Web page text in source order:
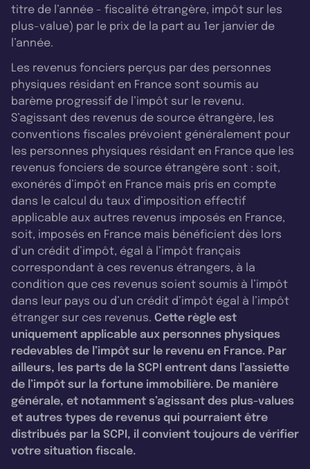
titre de l’année - fiscalité étrangère, impôt sur les
plus-value) par le prix de la part au 1er janvier de
l’année.
Les revenus fonciers perçus par des personnes
physiques résidant en France sont soumis au
barème progressif de l’impôt sur le revenu.
S’agissant des revenus de source étrangère, les
conventions fiscales prévoient généralement pour
les personnes physiques résidant en France que les
revenus fonciers de source étrangère sont : soit,
exonérés d’impôt en France mais pris en compte
dans le calcul du taux d’imposition effectif
applicable aux autres revenus imposés en France,
soit, imposés en France mais bénéficient dès lors
d’un crédit d’impôt, égal à l’impôt français
correspondant à ces revenus étrangers, à la
condition que ces revenus soient soumis à l’impôt
dans leur pays ou d’un crédit d’impôt égal à l’impôt
étranger sur ces revenus. Cette règle est
uniquement applicable aux personnes physiques
redevables de l’impôt sur le revenu en France. Par
ailleurs, les parts de la SCPI entrent dans l’assiette
de l’impôt sur la fortune immobilière. De manière
générale, et notamment s’agissant des plus-values
et autres types de revenus qui pourraient être
distribués par la SCPI, il convient toujours de vérifier
votre situation fiscale.